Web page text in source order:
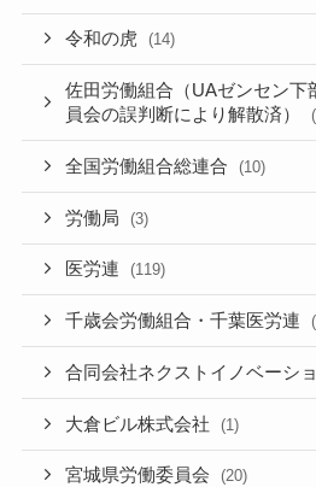
令和の虎 (14)
佐田労働組合（UAゼンセン下
員会の誤判断により解散済）
全国労働組合総連合 (10)
労働局 (3)
医労連 (119)
千歳会労働組合・千葉医労連
合同会社ネクストイノベーシ
大倉ビル株式会社 (1)
宮城県労働委員会 (20)